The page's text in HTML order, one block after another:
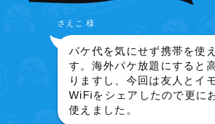
さえこ 様
パケ代を気にせず携帯を使
す。海外パケ放題にすると
りますし、今回は友人とイ
WiFiをシェアしたので更に
使えました。